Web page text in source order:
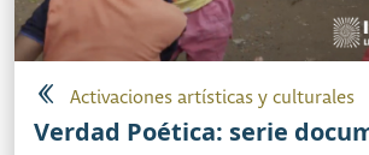
Activaciones artísticas y culturales
Verdad Poética: serie